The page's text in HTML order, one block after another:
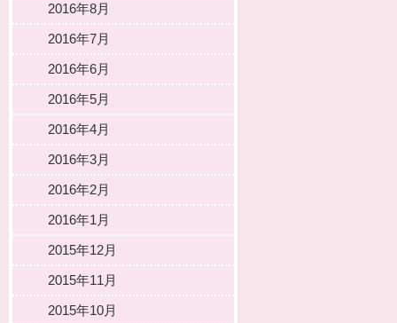
2016年8月
2016年7月
2016年6月
2016年5月
2016年4月
2016年3月
2016年2月
2016年1月
2015年12月
2015年11月
2015年10月